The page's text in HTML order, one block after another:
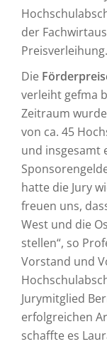
der
Preisverleihung.
Die
verleiht gefma
Zeitraum
von ca. 45
und insgesamt
hatte die Jury
freuen uns,
West und die
stellen“, so
Vorstand und
Jurymitglied
erfolgreichen
schaffte es